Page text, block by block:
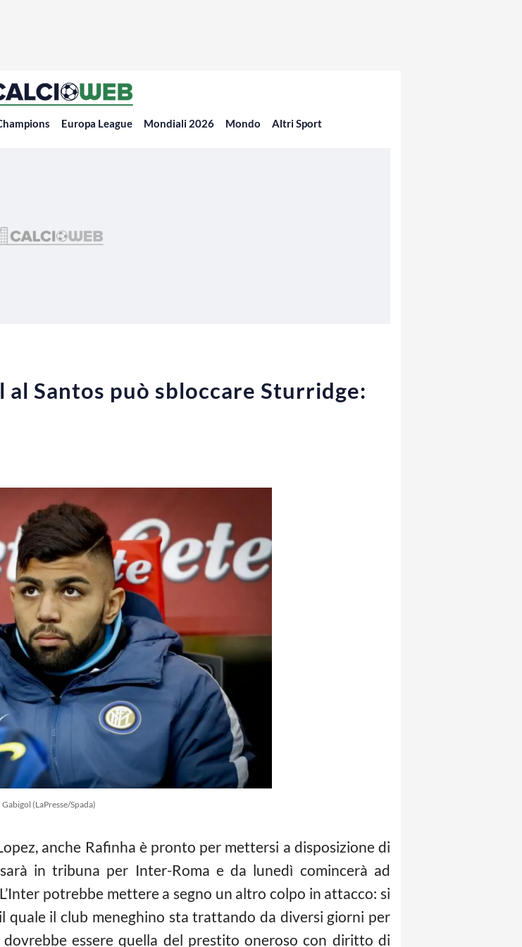
Europa League Mondiali 2026 Mondo Altri Sport
Santos può sbloccare Sturridge:
Gabigol (LaPresse/Spada)
anche Rafinha è pronto per mettersi a disposizione di
in tribuna per Inter-Roma e da lunedì comincerà ad
potrebbe mettere a segno un altro colpo in attacco: si
quale il club meneghino sta trattando da diversi giorni per
dovrebbe essere quella del prestito oneroso con diritto di